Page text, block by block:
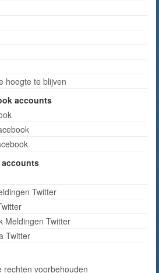
hoogte te blijven
accounts
accounts
Twitter
Meldingen Twitter
Twitter
voorbehouden